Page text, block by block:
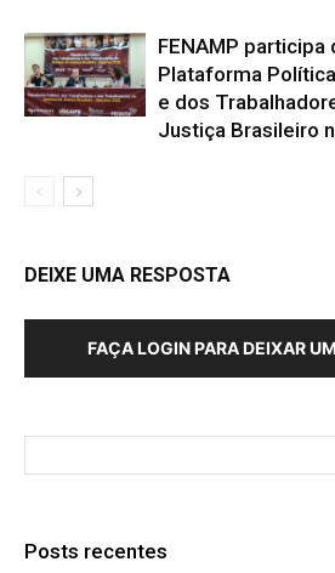
FENAMP participa
Plataforma
e dos
Justiça Brasileiro
DEIXE UMA RESPOSTA
FAÇA LOGIN PARA DEIXAR
Posts recentes